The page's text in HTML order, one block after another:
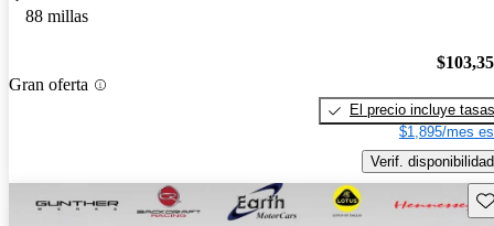
88 millas
Gran oferta
El precio incluye tasas
$1,895/mes
Verif. disponibilidad